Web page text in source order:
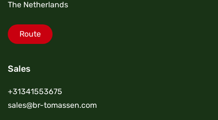
The Netherlands
Route
Sales
+31341553675
sales@br-tomassen.com